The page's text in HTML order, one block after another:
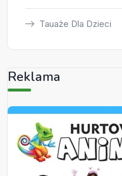
Tauaże Dla Dzieci
Reklama